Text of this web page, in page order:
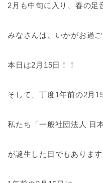
2月も中旬に入り、春の足
みなさんは、いかがお過
本日は2月15日！！
そして、丁度1年前の2月15
私たち「一般社団法人 日
が誕生した日でもあります